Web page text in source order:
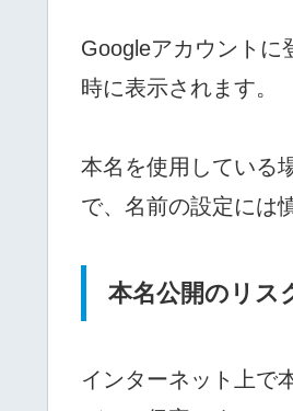
Googleアカウントに
時に表示されます。
本名を使用している
で、名前の設定には
本名公開のリス
インターネット上で